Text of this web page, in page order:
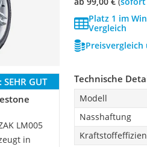
Platz 1 im
Vergleich
SEHR GUT
LM005
in
Technische
Modell
Nasshaftung